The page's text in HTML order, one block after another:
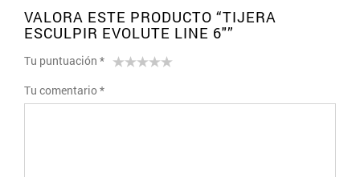
VALORA ESTE PRODUCTO “TIJERA
ESCULPIR EVOLUTE LINE 6″”
Tu puntuación *
de
5
estrellas
estrellas
estrellas
Tu comentario*